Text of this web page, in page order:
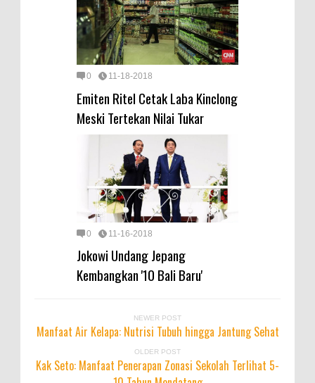
0 11-18-2018
Emiten Ritel Cetak Laba Kinclong
Meski Tertekan Nilai Tukar
0 11-16-2018
Jokowi Undang Jepang
Kembangkan '10 Bali Baru'
NEWER POST
Manfaat Air Kelapa: Nutrisi Tubuh hingga Jantung Sehat
OLDER POST
Kak Seto: Manfaat Penerapan Zonasi Sekolah Terlihat 5-